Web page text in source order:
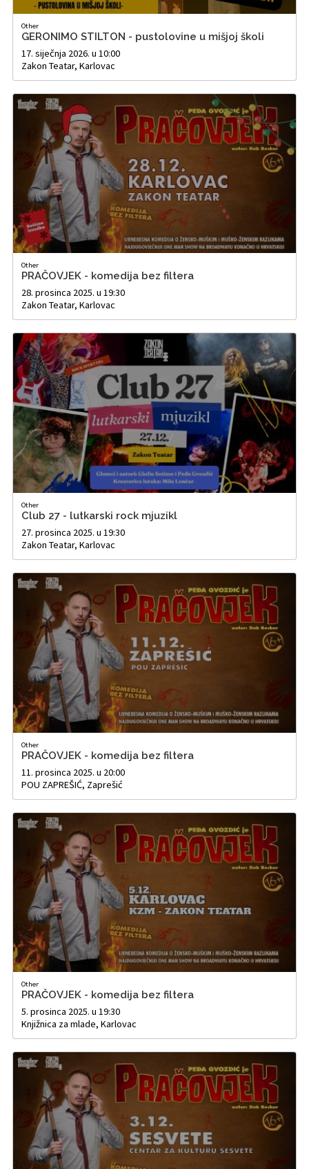
Other
GERONIMO STILTON - pustolovine u mišjoj školi
17. siječnja 2026. u 10:00
Zakon Teatar, Karlovac
Other
PRAČOVJEK - komedija bez filtera
28. prosinca 2025. u 19:30
Zakon Teatar, Karlovac
Other
Club 27 - lutkarski rock mjuzikl
27. prosinca 2025. u 19:30
Zakon Teatar, Karlovac
Other
PRAČOVJEK - komedija bez filtera
11. prosinca 2025. u 20:00
POU ZAPREŠIĆ, Zaprešić
Other
PRAČOVJEK - komedija bez filtera
5. prosinca 2025. u 19:30
Knjižnica za mlade, Karlovac